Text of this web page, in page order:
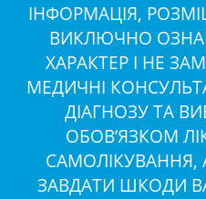
ІНФОРМАЦІЯ,
ВИКЛЮЧНО
ХАРАКТЕР І НЕ
МЕДИЧНІ
ДІАГНОЗУ ТА
ОБОВ’ЯЗКОМ
ЗАВДАТИ ШКОДИ